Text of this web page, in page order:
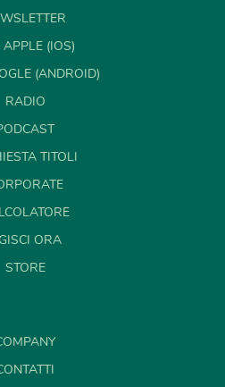
(IOS)
(ANDROID)
RADIO
TITOLI
ORA
STORE